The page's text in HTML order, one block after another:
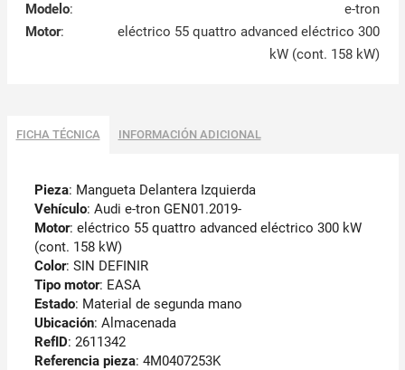
Modelo:
e-tron
Motor:
eléctrico 55 quattro advanced eléctrico 300
kW (cont. 158 kW)
FICHA TÉCNICA INFORMACIÓN ADICIONAL
Pieza: Mangueta Delantera Izquierda
Vehículo: Audi e-tron GEN01.2019-
Motor: eléctrico 55 quattro advanced eléctrico 300 kW
(cont. 158 kW)
Color: SIN DEFINIR
Tipo motor: EASA
Estado: Material de segunda mano
Ubicación: Almacenada
RefID: 2611342
Referencia pieza: 4M0407253K